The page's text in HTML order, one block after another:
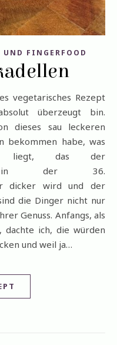
FINGERFOOD
überzeugt bin.
dieses sau leckeren
bekommen habe, was
liegt, das der
in der 36.
dicker wird und der
die Dinger nicht nur
Genuss. Anfangs, als
dachte ich, die würden
und weil ja…